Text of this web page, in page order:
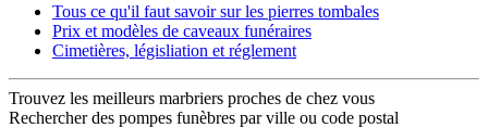
Tous ce qu'il faut savoir sur les pierres tombales
Prix et modèles de caveaux funéraires
Cimetières, législiation et réglement
Trouvez les meilleurs marbriers proches de chez vous
Rechercher des pompes funèbres par ville ou code postal